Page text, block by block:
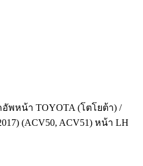
อัพหน้า TOYOTA (โตโยต้า) /
(ACV50, ACV51) หน้า LH